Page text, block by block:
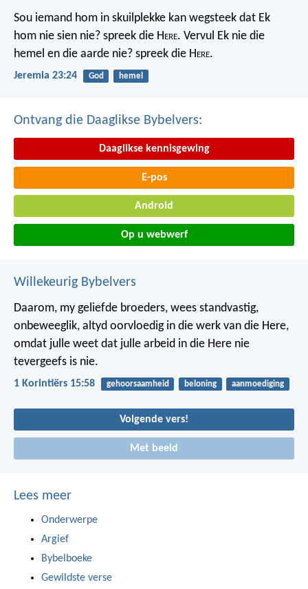
Sou iemand hom in skuilplekke kan wegsteek dat Ek
hom nie sien nie? spreek die Here. Vervul Ek nie die
hemel en die aarde nie? spreek die Here.
Jeremia 23:24 God hemel
Ontvang die Daaglikse Bybelvers:
Daaglikse kennisgewing
E-pos
Android
Op u webwerf
Willekeurig Bybelvers
Daarom, my geliefde broeders, wees standvastig,
onbeweeglik, altyd oorvloedig in die werk van die Here,
omdat julle weet dat julle arbeid in die Here nie
tevergeefs is nie.
1 Korintiërs 15:58 gehoorsaamheid beloning aanmoediging
Volgende vers!
Met beeld
Lees meer
Onderwerpe
Argief
Bybelboeke
Gewildste verse